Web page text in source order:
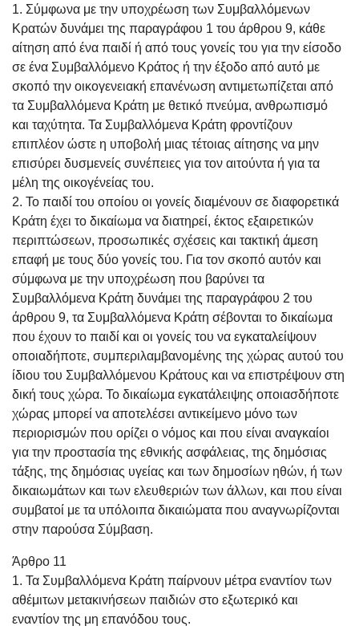
1. Σύμφωνα με την υποχρέωση των Συμβαλλόμενων
Κρατών δυνάμει της παραγράφου 1 του άρθρου 9, κάθε
αίτηση από ένα παιδί ή από τους γονείς του για την είσοδο
σε ένα Συμβαλλόμενο Κράτος ή την έξοδο από αυτό με
σκοπό την οικογενειακή επανένωση αντιμετωπίζεται από
τα Συμβαλλόμενα Κράτη με θετικό πνεύμα, ανθρωπισμό
και ταχύτητα. Τα Συμβαλλόμενα Κράτη φροντίζουν
επιπλέον ώστε η υποβολή μιας τέτοιας αίτησης να μην
επισύρει δυσμενείς συνέπειες για τον αιτούντα ή για τα
μέλη της οικογένείας του.
2. Το παιδί του οποίου οι γονείς διαμένουν σε διαφορετικά
Κράτη έχει το δικαίωμα να διατηρεί, έκτος εξαιρετικών
περιπτώσεων, προσωπικές σχέσεις και τακτική άμεση
επαφή με τους δύο γονείς του. Για τον σκοπό αυτόν και
σύμφωνα με την υποχρέωση που βαρύνει τα
Συμβαλλόμενα Κράτη δυνάμει της παραγράφου 2 του
άρθρου 9, τα Συμβαλλόμενα Κράτη σέβονται το δικαίωμα
που έχουν το παιδί και οι γονείς του να εγκαταλείψουν
οποιαδήποτε, συμπεριλαμβανομένης της χώρας αυτού του
ίδιου του Συμβαλλόμενου Κράτους και να επιστρέψουν στη
δική τους χώρα. Το δικαίωμα εγκατάλειψης οποιασδήποτε
χώρας μπορεί να αποτελέσει αντικείμενο μόνο των
περιορισμών που ορίζει ο νόμος και που είναι αναγκαίοι
για την προστασία της εθνικής ασφάλειας, της δημόσιας
τάξης, της δημόσιας υγείας και των δημοσίων ηθών, ή των
δικαιωμάτων και των ελευθεριών των άλλων, και που είναι
συμβατοί με τα υπόλοιπα δικαιώματα που αναγνωρίζονται
στην παρούσα Σύμβαση.
Άρθρο 11
1. Τα Συμβαλλόμενα Κράτη παίρνουν μέτρα εναντίον των
αθέμιτων μετακινήσεων παιδιών στο εξωτερικό και
εναντίον της μη επανόδου τους.